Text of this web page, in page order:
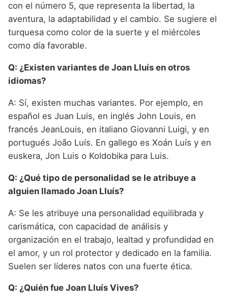
con el número 5, que representa la libertad, la
aventura, la adaptabilidad y el cambio. Se sugiere el
turquesa como color de la suerte y el miércoles
como día favorable.
Q: ¿Existen variantes de Joan Lluís en otros
idiomas?
A: Sí, existen muchas variantes. Por ejemplo, en
español es Juan Luis, en inglés John Louis, en
francés JeanLouis, en italiano Giovanni Luigi, y en
portugués João Luís. En gallego es Xoán Luís y en
euskera, Jon Luis o Koldobika para Luis.
Q: ¿Qué tipo de personalidad se le atribuye a
alguien llamado Joan Lluís?
A: Se les atribuye una personalidad equilibrada y
carismática, con capacidad de análisis y
organización en el trabajo, lealtad y profundidad en
el amor, y un rol protector y dedicado en la familia.
Suelen ser líderes natos con una fuerte ética.
Q: ¿Quién fue Joan Lluís Vives?